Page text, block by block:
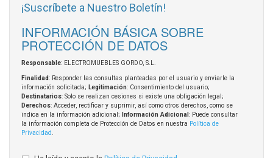
¡Suscríbete a Nuestro Boletín!
INFORMACIÓN BÁSICA SOBRE
PROTECCIÓN DE DATOS
Responsable: ELECTROMUEBLES GORDO, S.L.
Finalidad: Responder las consultas planteadas por el usuario y enviarle la
información solicitada; Legitimación: Consentimiento del usuario;
Destinatarios: Solo se realizan cesiones si existe una obligación legal;
Derechos: Acceder, rectificar y suprimir, así como otros derechos, como se
indica en la información adicional;
Información Adicional : Puede consultar
la información completa de Protección de Datos en nuestra Política de
Privacidad